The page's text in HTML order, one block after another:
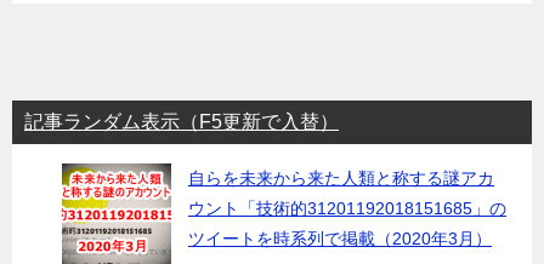
記事ランダム表示（F5更新で入替）
自らを未来から来た人類と称する謎アカ
ウント「技術的31201192018151685」の
ツイートを時系列で掲載（2020年3月）